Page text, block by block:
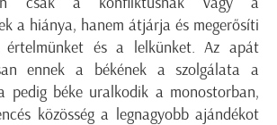
a hiánya, hanem átjárja és megerősíti
és a lelkünket. Az apát
ennek a békének a szolgálata a
pedig béke uralkodik a monostorban,
közösség a legnagyobb ajándékot